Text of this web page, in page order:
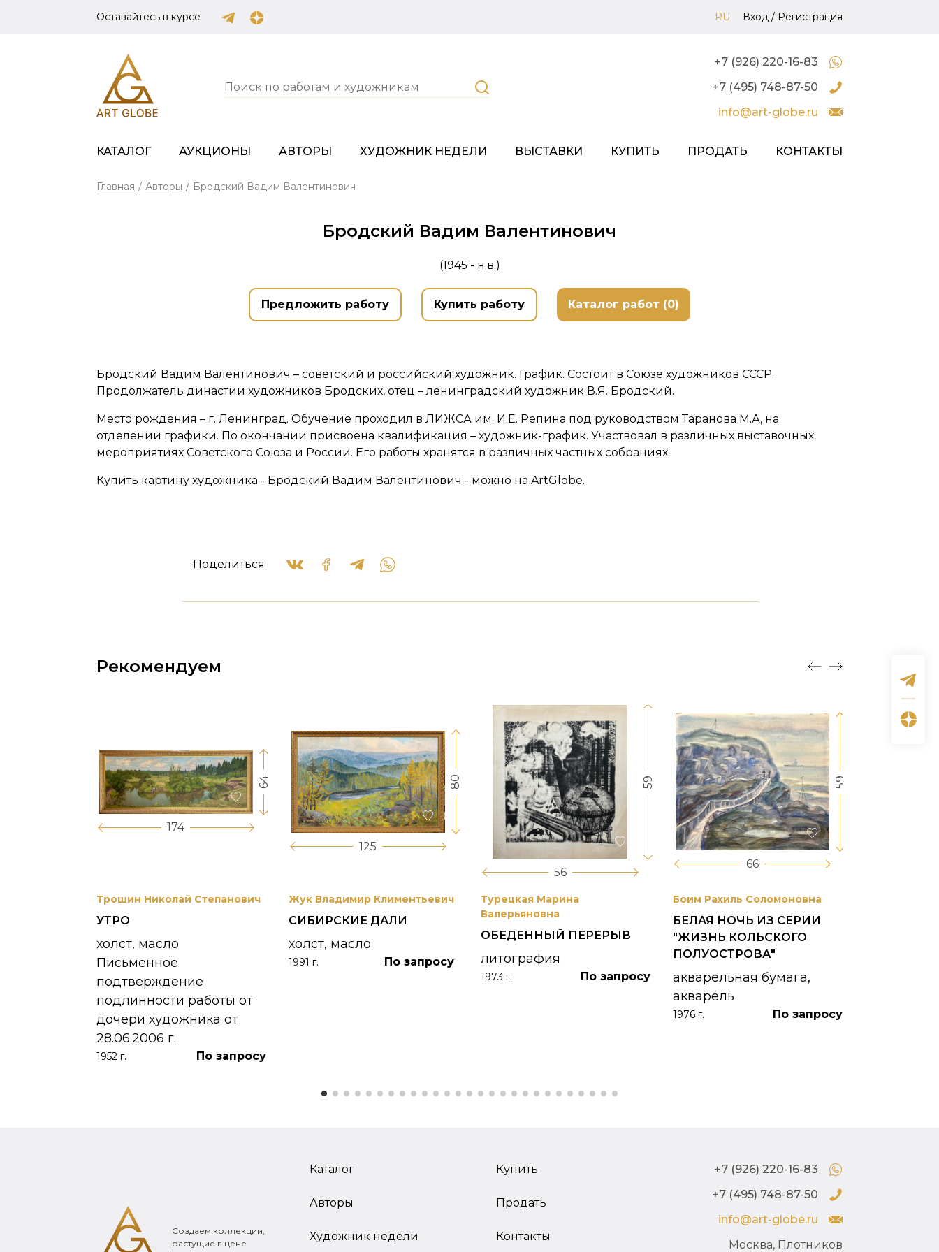
Оставайтесь в курсе RU Вход / Регистрация
+7 (926) 220-16-83
+7 (495) 748-87-50
info@art-globe.ru
КАТАЛОГ АУКЦИОНЫ АВТОРЫ ХУДОЖНИК НЕДЕЛИ ВЫСТАВКИ КУПИТЬ ПРОДАТЬ КОНТАКТЫ
Главная / Авторы / Бродский Вадим Валентинович
Бродский Вадим Валентинович
(1945 - н.в.)
Предложить работу Купить работу Каталог работ (0)
Бродский Вадим Валентинович – советский и российский художник. График. Состоит в Союзе художников СССР.
Продолжатель династии художников Бродских, отец – ленинградский художник В.Я. Бродский.
Место рождения – г. Ленинград. Обучение проходил в ЛИЖСА им. И.Е. Репина под руководством Таранова М.А, на
отделении графики. По окончании присвоена квалификация – художник-график. Участвовал в различных выставочных
мероприятиях Советского Союза и России. Его работы хранятся в различных частных собраниях.
Купить картину художника - Бродский Вадим Валентинович - можно на ArtGlobe.
Поделиться
Рекомендуем
174
64
Трошин Николай Степанович
УТРО
холст, масло
Письменное
подтверждение
подлинности работы от
дочери художника от
28.06.2006 г.
1952 г. По запросу
125
80
Жук Владимир Климентьевич
СИБИРСКИЕ ДАЛИ
холст, масло
1991 г. По запросу
56
59
Турецкая Марина
Валерьяновна
ОБЕДЕННЫЙ ПЕРЕРЫВ
литография
1973 г. По запросу
66
59
Боим Рахиль Соломоновна
БЕЛАЯ НОЧЬ ИЗ СЕРИИ
"ЖИЗНЬ КОЛЬСКОГО
ПОЛУОСТРОВА"
акварельная бумага,
акварель
1976 г. По запросу
Создаем коллекции,
растущие в цене
Каталог
Авторы
Художник недели
Купить
Продать
Контакты
+7 (926) 220-16-83
+7 (495) 748-87-50
info@art-globe.ru
Москва, Плотников